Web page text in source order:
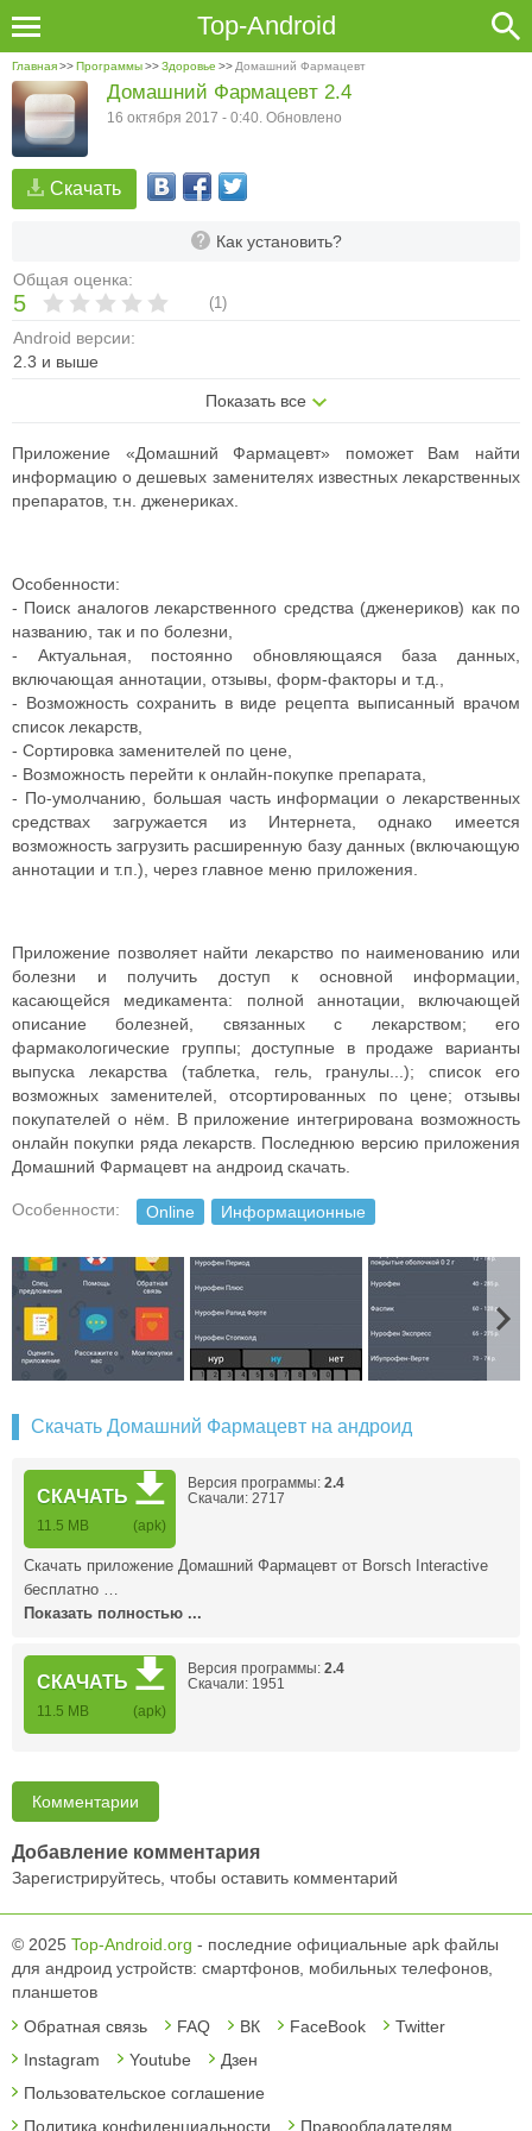
Top-Android
Главная>>Программы>>Здоровье >> Домашний Фармацевт
Скачать
Как установить?
Общая оценка:
5 (1)
Android версии:
2.3 и выше
Показать все
Домашний Фармацевт 2.4
16 октября 2017 - 0:40. Обновлено
Приложение «Домашний Фармацевт» поможет Вам найти
информацию о дешевых заменителях известных лекарственных
препаратов, т.н. дженериках.
Особенности:
- Поиск аналогов лекарственного средства (дженериков) как по
названию, так и по болезни,
- Актуальная, постоянно обновляющаяся база данных,
включающая аннотации, отзывы, форм-факторы и т.д.,
- Возможность сохранить в виде рецепта выписанный врачом
список лекарств,
- Сортировка заменителей по цене,
- Возможность перейти к онлайн-покупке препарата,
- По-умолчанию, большая часть информации о лекарственных
средствах загружается из Интернета, однако имеется
возможность загрузить расширенную базу данных (включающую
аннотации и т.п.), через главное меню приложения.
Приложение позволяет найти лекарство по наименованию или
болезни и получить доступ к основной информации,
касающейся медикамента: полной аннотации, включающей
описание болезней, связанных с лекарством; его
фармакологические группы; доступные в продаже варианты
выпуска лекарства (таблетка, гель, гранулы...); список его
возможных заменителей, отсортированных по цене; отзывы
покупателей о нём. В приложение интегрирована возможность
онлайн покупки ряда лекарств. Последнюю версию приложения
Домашний Фармацевт на андроид скачать.
Особенности: Online Информационные
Скачать Домашний Фармацевт на андроид
СКАЧАТЬ
11.5 MB (apk)
Версия программы: 2.4
Скачали: 2717
Скачать приложение Домашний Фармацевт от Borsch Interactive
бесплатно …
Показать полностью ...
СКАЧАТЬ
11.5 MB (apk)
Версия программы: 2.4
Скачали: 1951
Комментарии
Добавление комментария
Зарегистрируйтесь, чтобы оставить комментарий
© 2025 Top-Android.org - последние официальные apk файлы
для андроид устройств: смартфонов, мобильных телефонов,
планшетов
Обратная связь
FAQ ВК FaceBook
Twitter
Instagram
Youtube
Дзен
Пользовательское соглашение
Политика конфиденциальности
Правообладателям